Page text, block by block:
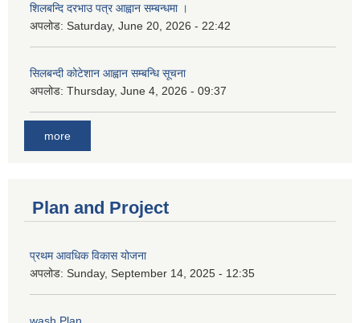
शिलबन्दि दरभाउ पत्र आह्वान सम्बन्धमा ।
अपलोड: Saturday, June 20, 2026 - 22:42
सिलबन्दी कोटेशान आह्वान सम्बन्धि सूचना
अपलोड: Thursday, June 4, 2026 - 09:37
more
Plan and Project
प्रथम आवधिक विकास योजना
अपलोड: Sunday, September 14, 2025 - 12:35